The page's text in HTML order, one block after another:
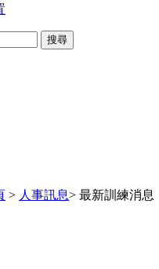
搜尋
> 人事訊息> 最新訓練消息